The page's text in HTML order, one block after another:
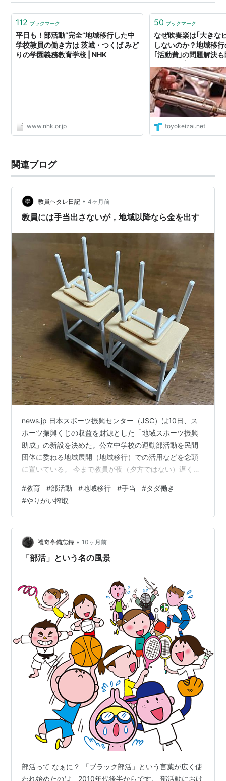
専従要件の見直し―2つの類型と…
112 ブックマーク
平日も！部活動“完全”地域移行した中
学校教員の働き方は 茨城・つくば みど
りの学園義務教育学校 | NHK
www.nhk.or.jp
50 ブックマーク
なぜ吹奏楽は｢大きな
しないのか？地域移
｢活動費｣の問題解決
toyokeizai.net
関連ブログ
教員ヘタレ日記 • 4ヶ月前
教員には手当出さないが，地域以降なら金を出す
news.jp 日本スポーツ振興センター（JSC）は10日、ス
ポーツ振興くじの収益を財源とした「地域スポーツ振興
助成」の新設を決めた。公立中学校の運動部活動を民間
団体に委ねる地域展開（地域移行）での活用などを念頭
に置いている。 今まで教員が夜（夕方ではない）遅くま
金が出る？ 本末転倒じゃねえか！
#教育 #部活動 #地域移行 #手当 #タダ働き
#やりがい搾取
禮奇亭備忘録 • 10ヶ月前
「部活」という名の風景
部活って なぁに？ 「ブラック部活」という言葉が広く使
われ始めたのは、2010年代後半からです。 部活動におけ